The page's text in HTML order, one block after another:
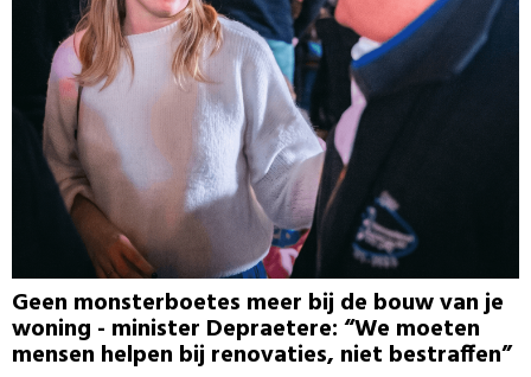
Geen monsterboetes meer bij de bouw van je
woning - minister Depraetere: “We moeten
mensen helpen bij renovaties, niet bestraffen”